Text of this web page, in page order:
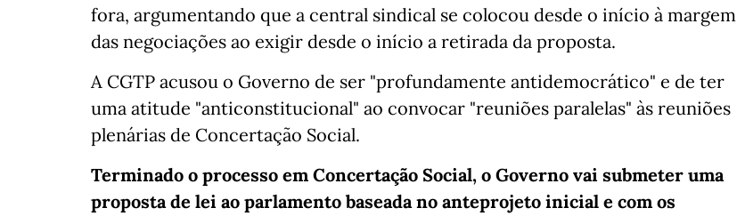
fora, argumentando que a central sindical se colocou desde o início à margem
das negociações ao exigir desde o início a retirada da proposta.
A CGTP acusou o Governo de ser "profundamente antidemocrático" e de ter
uma atitude "anticonstitucional" ao convocar "reuniões paralelas" às reuniões
plenárias de Concertação Social.
Terminado o processo em Concertação Social, o Governo vai submeter uma
proposta de lei ao parlamento baseada no anteprojeto inicial e com os